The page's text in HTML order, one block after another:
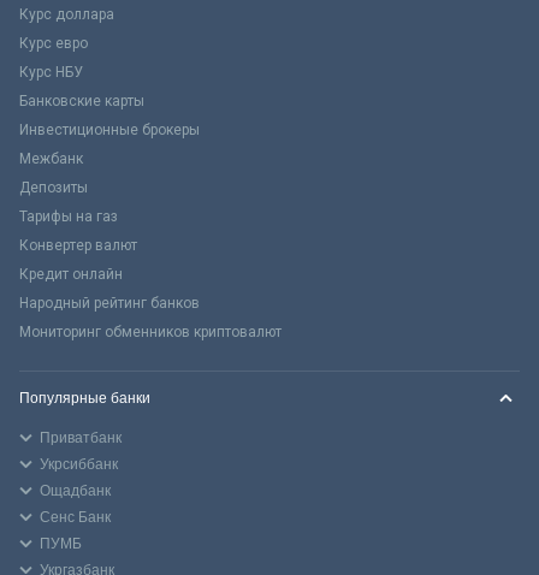
Курс доллара
Курс евро
Курс НБУ
Банковские карты
Инвестиционные брокеры
Межбанк
Депозиты
Тарифы на газ
Конвертер валют
Кредит онлайн
Народный рейтинг банков
Мониторинг обменников криптовалют
Популярные банки
Приватбанк
Укрсиббанк
Ощадбанк
Сенс Банк
ПУМБ
Укргазбанк